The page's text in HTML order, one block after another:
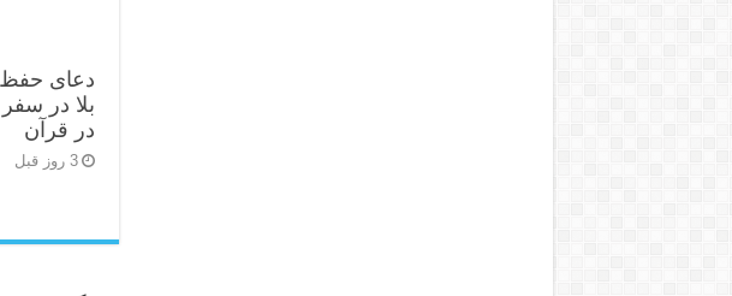
دعای حفظ
بلا در
در قرآن
3 روز قبل